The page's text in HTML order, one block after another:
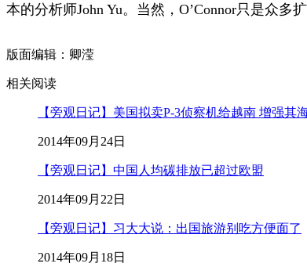
本的分析师John Yu。当然，O’Connor只是众
版面编辑：卿滢
相关阅读
【旁观日记】美国拟卖P-3侦察机给越南 增强其
2014年09月24日
【旁观日记】中国人均碳排放已超过欧盟
2014年09月22日
【旁观日记】习大大说：出国旅游别吃方便面了
2014年09月18日